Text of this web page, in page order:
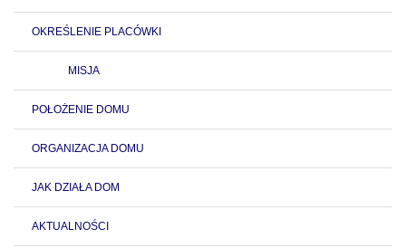
OKREŚLENIE PLACÓWKI
MISJA
POŁOŻENIE DOMU
ORGANIZACJA DOMU
JAK DZIAŁA DOM
AKTUALNOŚCI